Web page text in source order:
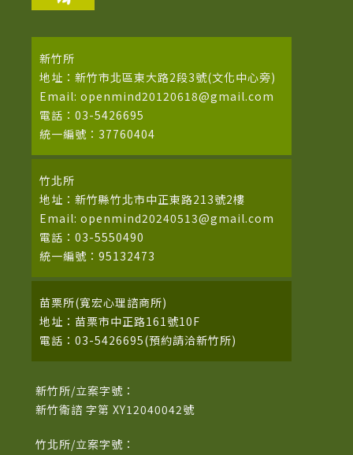
新竹所
地址：新竹市北區東大路2段3號(文化中心旁)
Email: openmind20120618@gmail.com
電話：03-5426695
統一編號：37760404
竹北所
地址：新竹縣竹北市中正東路213號2樓
Email: openmind20240513@gmail.com
電話：03-5550490
統一編號：95132473
苗栗所(寬宏心理諮商所)
地址：苗栗市中正路161號10F
電話：03-5426695(預約請洽新竹所)
新竹所/立案字號：
新竹衛諮 字第 XY12040042號
竹北所/立案字號：